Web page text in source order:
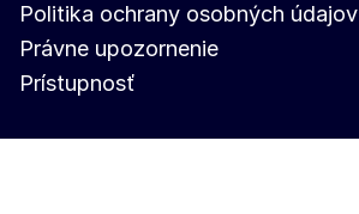
Politika ochrany osobných údajov
Právne upozornenie
Prístupnosť